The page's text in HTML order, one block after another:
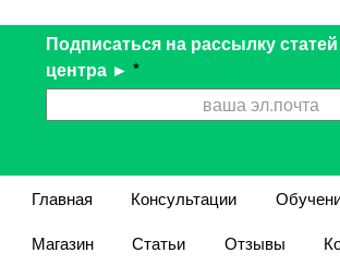
Подписаться на рассылку
центра ► *
Главная Консультации
Магазин
Статьи Отзывы